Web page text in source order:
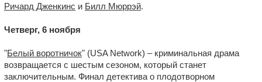
Ричард Дженкинс и Билл Мюррэй.
Четверг, 6 ноября
"Белый воротничок" (USA Network) – криминальная драма
возвращается с шестым сезоном, который станет
заключительным. Финал детектива о плодотворном